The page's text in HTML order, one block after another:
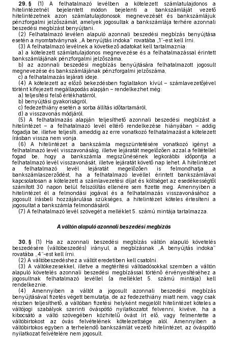
29. § (1) A felhatalmazó levélben a kötelezett számlatulajdonos a
hitelintézetnél bejelentett módon bejelenti a bankszámláját vezető
hitelintézetnek azon számlatulajdonosok megnevezését és bankszámlájuk
pénzforgalmi jelzőszámát, amelyek jogosultak a bankszámlája terhére azonnali
beszedési megbízást benyújtani.
(2) Felhatalmazó levélen alapuló azonnali beszedési megbízás benyújtása
esetén a nyomtatványnak „A benyújtás indoka” rovatába „1”-est kell írni.
(3) A felhatalmazó levélnek a következő adatokat kell tartalmaznia:
a) a kötelezett számlatulajdonos megnevezése és a felhatalmazással érintett
bankszámlájának pénzforgalmi jelzőszáma,
b) az azonnali beszedési megbízás benyújtására felhatalmazott jogosult
megnevezése és bankszámlájának pénzforgalmi jelzőszáma,
c) a felhatalmazás lejárati ideje.
(4) A kötelezett az előző bekezdésben foglaltakon kívül – számlavezetőjével
történt kifejezett megállapodás alapján – rendelkezhet még:
a) teljesítési felső értékhatárról,
b) benyújtási gyakoriságról,
c) fedezethiány esetén a sorba állítás időtartamáról,
d) a visszavonás módjáról.
(5) A felhatalmazás alapján teljesíthető azonnali beszedési megbízást a
hitelintézet – a felhatalmazó levél eltérő rendelkezése hiányában – addig
fogadja be, illetve teljesíti, ameddig az erre vonatkozó felhatalmazást a kötelezett
írásban vissza nem vonja.
(6) A hitelintézet a bankszámla megszüntetésére vonatkozó igényt a
felhatalmazó levél visszavonásáig, illetve lejáratát megelőzően azzal a feltétellel
fogad be, hogy a bankszámla megszűnésének legkorábbi időpontja a
felhatalmazó levél visszavonását, illetve lejáratát követő nap lehet. A hitelintézet
a felhatalmazó levél lejáratát megelőzően is felmondhatja a
bankszámlaszerződést, ha a felhatalmazó levéllel érintett bankszámlával
kapcsolatosan a kötelezett a számlavezetési díjat és költséget az esedékességtől
számított 30 napon belül felszólítás ellenére sem fizette meg. Amennyiben a
hitelintézet él a felmondási jogával és a felhatalmazás visszavonásához a
jogosult írásbeli hozzájárulása szükséges, a hitelintézet köteles értesíteni a
jogosultat a bankszámla felmondásáról.
(7) A felhatalmazó levél szövegét a melléklet 5. számú mintája tartalmazza.
A váltón alapuló azonnali beszedési megbízás
30. § (1) Ha az azonnali beszedési megbízás váltón alapuló követelés
beszedésére (váltóbeszedés) irányul, a megbízásnak „A benyújtás indoka”
rovatába „4”-est kell írni.
(2) A váltóbeszedéshez a váltót eredetiben kell csatolni.
(3) A váltókezesekkel, illetve a megtérítési váltóadósokkal szemben a váltón
alapuló követelés azonnali beszedési megbízással történő érvényesítéséhez a
jogosultnak felhatalmazó levéllel (a melléklet 5. számú mintája) kell
rendelkeznie.
(4) Amennyiben a váltót a jogosult azonnali beszedési megbízás
benyújtásával fizetés végett bemutatja, de az fedezethiány miatt nem, vagy csak
részben teljesíthető, a váltóban fizetési helyként megjelölt hitelintézet köteles a
váltójogi szabályok szerinti óváspótló nyilatkozatot felvenni, kivéve, ha a
kibocsátó a váltó szövegében közhitelű óvást írt elő, vagy felmentette a
váltóbirtokost az óvás felvételének kötelezettsége alól. Amennyiben a
váltóbirtokos egyben a terhelendő bankszámlát vezető hitelintézet, az óváspótló
nyilatkozat felvételére nem jogosult.